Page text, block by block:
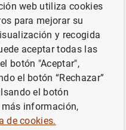
del Eurosistema a
en España.
web utiliza cookies
para mejorar su
y recogida
aceptar todas las
botón "Aceptar",
el botón “Rechazar”
el botón
información,
de cookies.